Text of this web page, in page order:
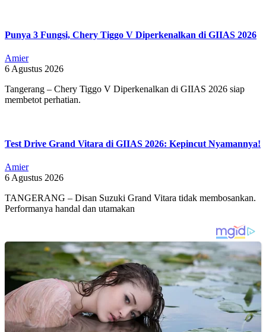
Punya 3 Fungsi, Chery Tiggo V Diperkenalkan di GIIAS 2026
Amier
6 Agustus 2026
Tangerang – Chery Tiggo V Diperkenalkan di GIIAS 2026 siap
membetot perhatian.
Test Drive Grand Vitara di GIIAS 2026: Kepincut Nyamannya!
Amier
6 Agustus 2026
TANGERANG – Disan Suzuki Grand Vitara tidak membosankan.
Performanya handal dan utamakan